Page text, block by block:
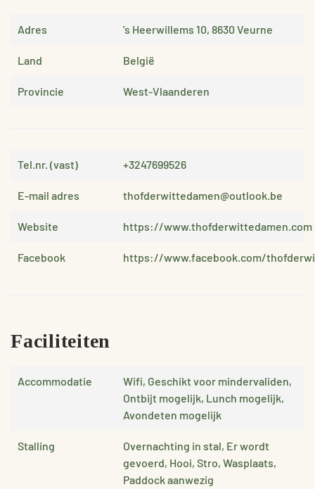
Adres 's Heerwillems 10, 8630 Veurne
Land België
Provincie West-Vlaanderen
Tel.nr. (vast) +3247699526
E-mail adres thofderwittedamen@outlook.be
Website https://www.thofderwittedamen.com
Facebook https://www.facebook.com/
Faciliteiten
Accommodatie
Wifi, Geschikt voor mindervaliden,
Ontbijt mogelijk, Lunch mogelijk,
Avondeten mogelijk
Stalling
Overnachting in stal, Er wordt
gevoerd, Hooi, Stro, Wasplaats,
Paddock aanwezig